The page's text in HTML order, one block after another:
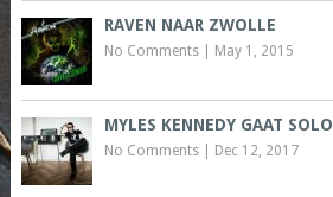
RAVEN NAAR ZWOLLE
No Comments| May 1, 2015
MYLES KENNEDY GAAT SOLO
No Comments| Dec 12, 2017